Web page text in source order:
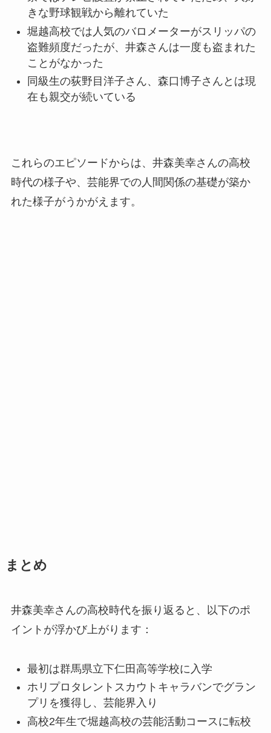
きな野球観戦から離れていた
堀越高校では人気のバロメーターがスリッパの
盗難頻度だったが、井森さんは一度も盗まれた
ことがなかった
同級生の荻野目洋子さん、森口博子さんとは現
在も親交が続いている
これらのエピソードからは、井森美幸さんの高校
時代の様子や、芸能界での人間関係の基礎が築か
れた様子がうかがえます。
まとめ
井森美幸さんの高校時代を振り返ると、以下のポ
イントが浮かび上がります：
最初は群馬県立下仁田高等学校に入学
ホリプロタレントスカウトキャラバンでグラン
プリを獲得し、芸能界入り
高校2年生で堀越高校の芸能活動コースに転校